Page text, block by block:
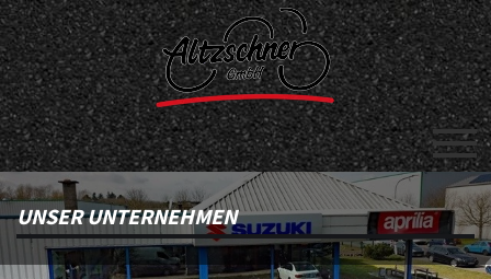
UNSER UNTERNEHMEN